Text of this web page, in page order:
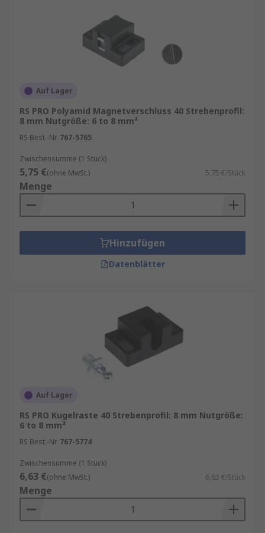
Auf Lager
RS PRO Polyamid Magnetverschluss 40 Strebenprofil:
8 mm Nutgröße: 6 to 8 mm²
RS Best.-Nr. 767-5765
Zwischensumme (1 Stück)
5,75 €(ohne MwSt.) 5,75 €/Stück
Menge
Hinzufügen
Datenblätter
Auf Lager
RS PRO Kugelraste 40 Strebenprofil: 8 mm Nutgröße:
6 to 8 mm²
RS Best.-Nr. 767-5774
Zwischensumme (1 Stück)
6,63 €(ohne MwSt.) 6,63 €/Stück
Menge